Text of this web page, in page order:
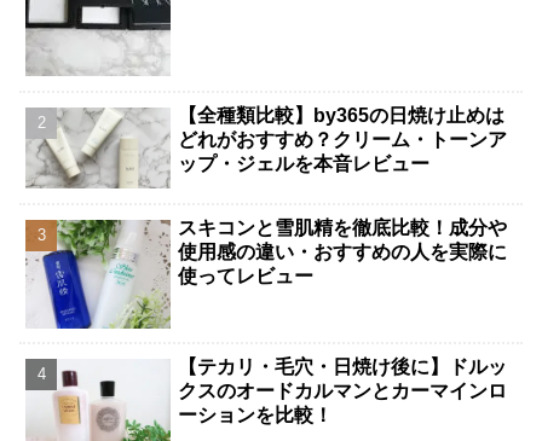
【全種類比較】by365の日焼け止めは
どれがおすすめ？クリーム・トーンア
ップ・ジェルを本音レビュー
スキコンと雪肌精を徹底比較！成分や
使用感の違い・おすすめの人を実際に
使ってレビュー
【テカリ・毛穴・日焼け後に】ドルッ
クスのオードカルマンとカーマインロ
ーションを比較！